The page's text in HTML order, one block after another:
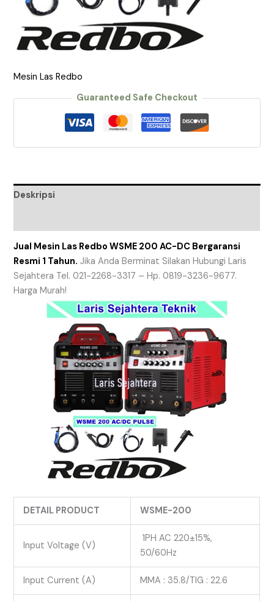
Mesin Las Redbo
Guaranteed Safe Checkout
Deskripsi
Jual Mesin Las Redbo WSME 200 AC-DC Bergaransi
Resmi 1 Tahun. Jika Anda Berminat Silakan Hubungi Laris
Sejahtera Tel. 021-2268-3317 – Hp. 0819-3236-9677.
Harga Murah!
DETAIL PRODUCT WSME-200
Input Voltage (V)
1PH AC 220±15%,
50/60Hz
Input Current (A) MMA : 35.8/TIG : 22.6